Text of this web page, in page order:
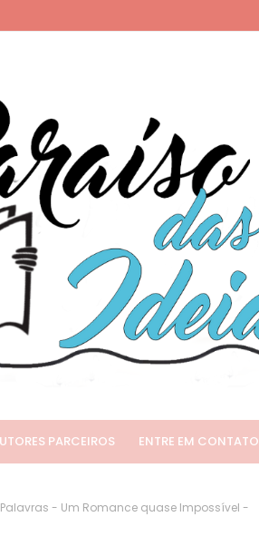
PARCEIROS ENTRE EM CONTATO
Palavras - Um Romance quase Impossível -